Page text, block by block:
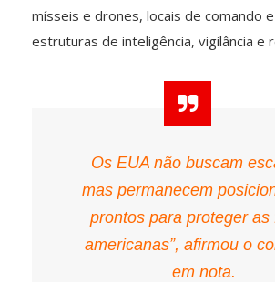
mísseis e drones, locais de comando
estruturas de inteligência, vigilância e
Os EUA não buscam
mas permanecem
prontos para proteger as
americanas”, afirmou o
em nota.